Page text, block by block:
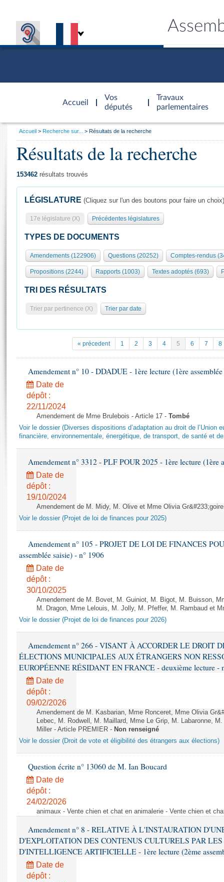
Accueil
d'accueil
Vos
députés
Travaux
parlementaires
Présidence
577 députés
Groupes politiques
Séance publique
Commissions et autres organes
Europe et International
Pétitions
Projets de loi
Propositions de loi
Amendements
Textes adoptés
Rapports d'information
Rapports d'enquête
Rapports législatifs
Rapports sur l'application des lois
Baromètre de l’application des lois
Dossiers législatifs
Questions écrites et orales
Comptes rendus des débats
Général
Rôle et pouvoirs de l'Assemblée
Organisation de l'Assemblée
Présidence Conférence des Présidents Bureau Collège des
Statistiques et chiffres clés
Documents de référence
( Constitution | Règlement de l'Assemblée ... )
Histoire
Juniors
Anciennes législatures
Liens vers les sites publics
Visiter l'Assemblée
Visite virtuelle du palais Bourbon
Assister à une séance
La Bibliothèque
Contacts et plan d'accès
Photos libres de droit
Vous
Accueil Recherche sur... Résultats de la recherche
Résultats de la recherche
153462 résultats trouvés
LÉGISLATURE (Cliquez sur l'un des boutons pour faire un choix)
17e législature (X) Précédentes législatures
TYPES DE DOCUMENTS
Amendements (122906) Questions (20252) Comptes-rendus
Propositions (2244) Rapports (1003) Textes adoptés (693)
TRI DES RÉSULTATS
Trier par pertinence (X) Trier par date
« précedent 1 2 3 4 5 6 7 8
Amendement n° 10 - DDADUE - 1ère lecture (1ère
Date de
dépôt :
22/11/2024
Amendement de Mme Brulebois - Article 17 - Tombé
Voir le dossier (Diverses dispositions d’adaptation au droit de l’Union
financière, environnementale, énergétique, de transport, de santé et
Amendement n° 3312 - PLF POUR 2025 - 1ère lecture (1ère
Date de
dépôt :
19/10/2024
Amendement de M. Midy, M. Olive et Mme Olivia
Voir le dossier (Projet de loi de finances pour 2025)
Amendement n° 105 - PROJET DE LOI DE FINANCES
assemblée saisie) - n° 1906
Date de
dépôt :
30/10/2025
Amendement de M. Bovet, M. Guiniot, M. Bigot, M. Buisson,
M. Dragon, Mme Lelouis, M. Jolly, M. Pfeffer, M. Rambaud et
Voir le dossier (Projet de loi de finances pour 2026)
Amendement n° 266 - VISANT À ACCORDER LE DROIT
ÉLECTIONS MUNICIPALES AUX ÉTRANGERS NON
EUROPÉENNE RÉSIDANT EN FRANCE - deuxième lecture -
Date de
dépôt :
09/02/2026
Amendement de M. Kasbarian, Mme Ronceret, Mme Olivia
Lebec, M. Rodwell, M. Maillard, Mme Le Grip, M. Labaronne,
Miller - Article PREMIER - Non renseigné
Voir le dossier (Droit de vote et éligibilité des étrangers aux élections)
Question écrite n° 13060 de M. Ian Boucard
Date de
dépôt :
24/02/2026
animaux - Vente chien et chat en animalerie - Vente chien et
Amendement n° 8 - RELATIVE À L'INSTAURATION
D'EXPLOITATION DES CONTENUS CULTURELS PAR LES
D'INTELLIGENCE ARTIFICIELLE - 1ère lecture (2ème
Date de
dépôt :